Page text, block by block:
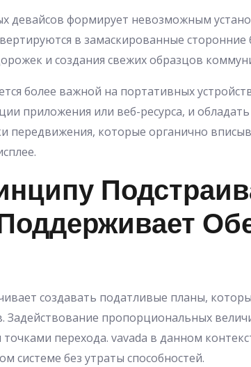
девайсов формирует невозможным
в замаскированные
и создания свежих образцов
более важной на портативных
приложения или веб-ресурса, и
передвижения, которые органично
создавать податливые планы,
пропорциональных
перехода. vavada в данном
системе без утраты способностей.